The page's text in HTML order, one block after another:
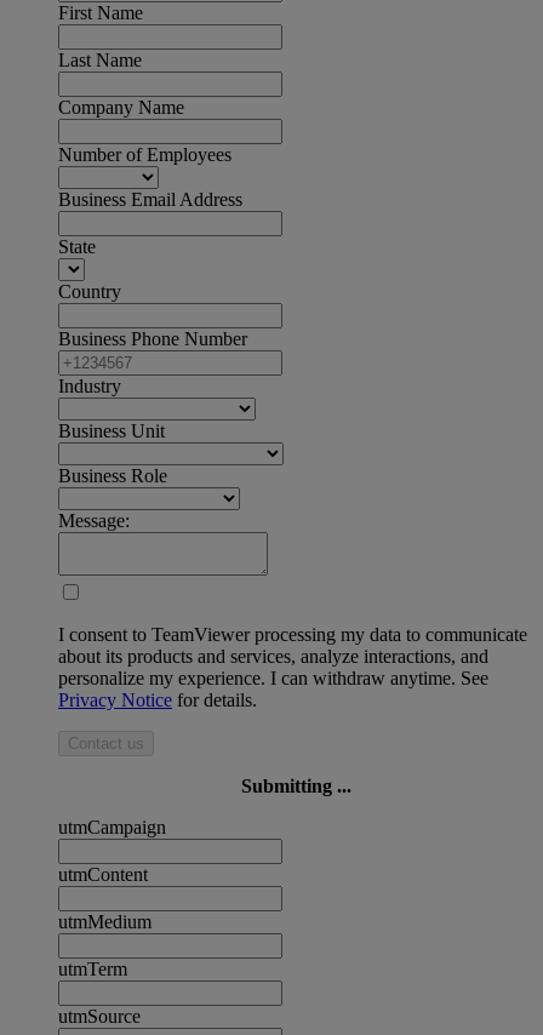
First Name
Last Name
Company Name
Number of Employees
Business Email Address
State
Country
Business Phone Number
Industry
Business Unit
Business Role
Message:
I consent to TeamViewer processing my data to communicate
about its products and services, analyze interactions, and
personalize my experience. I can withdraw anytime. See
Privacy Notice for details.
Contact us
Submitting ...
utmCampaign
utmContent
utmMedium
utmTerm
utmSource